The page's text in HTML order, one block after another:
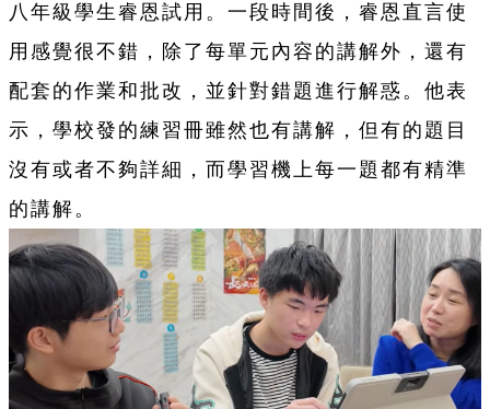
八年級學生睿恩試用。一段時間後，睿恩直言使
用感覺很不錯，除了每單元內容的講解外，還有
配套的作業和批改，並針對錯題進行解惑。他表
示，學校發的練習冊雖然也有講解，但有的題目
沒有或者不夠詳細，而學習機上每一題都有精準
的講解。